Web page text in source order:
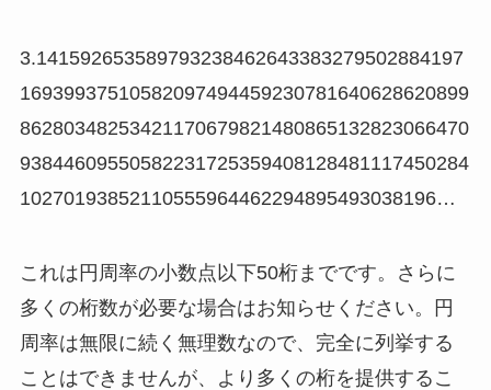
3.141592653589793238462643383279502884197
16939937510582097494459230781640628620899
86280348253421170679821480865132823066470
93844609550582231725359408128481117450284
10270193852110555964462294895493038196…
これは円周率の小数点以下50桁までです。さらに
多くの桁数が必要な場合はお知らせください。円
周率は無限に続く無理数なので、完全に列挙する
ことはできませんが、より多くの桁を提供するこ